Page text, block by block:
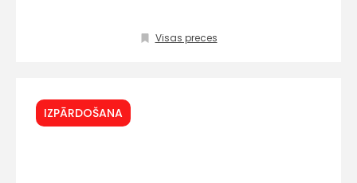
Visas preces
IZPĀRDOŠANA